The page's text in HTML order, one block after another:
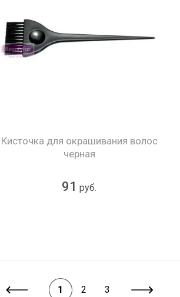
Кисточка для окрашивания волос
черная
91 руб.
1 2 3